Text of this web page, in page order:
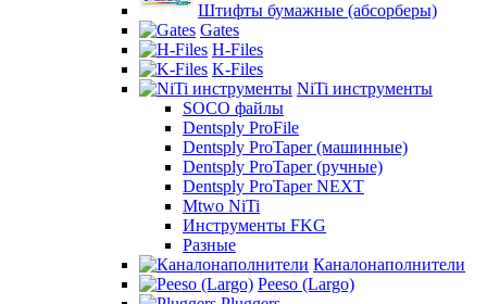
Штифты бумажные (абсорберы)
Gates
H-Files
K-Files
NiTi инструменты
SOCO файлы
Dentsply ProFile
Dentsply ProTaper (машинные)
Dentsply ProTaper (ручные)
Dentsply ProTaper NEXT
Mtwo NiTi
Инструменты FKG
Разные
Каналонаполнители
Peeso (Largo)